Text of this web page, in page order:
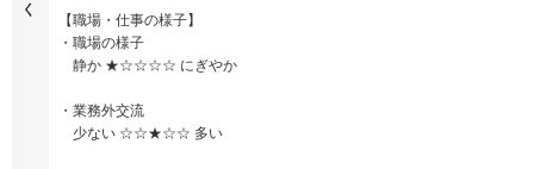
く
【職場・仕事の様子】
・職場の様子
静か ★☆☆☆☆ にぎやか
・業務外交流
少ない ☆☆★☆☆ 多い